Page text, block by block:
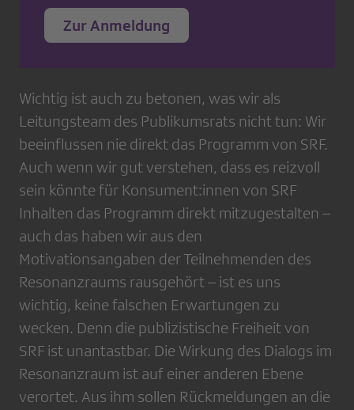
Zur Anmeldung
Wichtig ist auch zu betonen, was wir als
Leitungsteam des Publikumsrats nicht tun: Wir
beeinflussen nie direkt das Programm von SRF.
Auch wenn wir gut verstehen, dass es reizvoll
sein könnte für Konsument:innen von SRF
Inhalten das Programm direkt mitzugestalten –
auch das haben wir aus den
Motivationsangaben der Teilnehmenden des
Resonanzraums rausgehört – ist es uns
wichtig, keine falschen Erwartungen zu
wecken. Denn die publizistische Freiheit von
SRF ist unantastbar. Die Wirkung des Dialogs im
Resonanzraum ist auf einer anderen Ebene
verortet. Aus ihm sollen Rückmeldungen an die